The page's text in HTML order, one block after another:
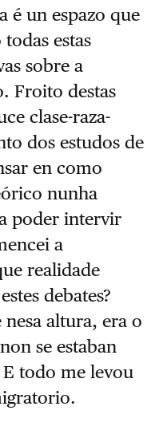
é un espazo que
estas
sobre a
Froito destas
clase-raza-
dos estudos de
en como
nunha
poder intervir
a
realidade
debates?
altura, era o
se estaban
todo me levou